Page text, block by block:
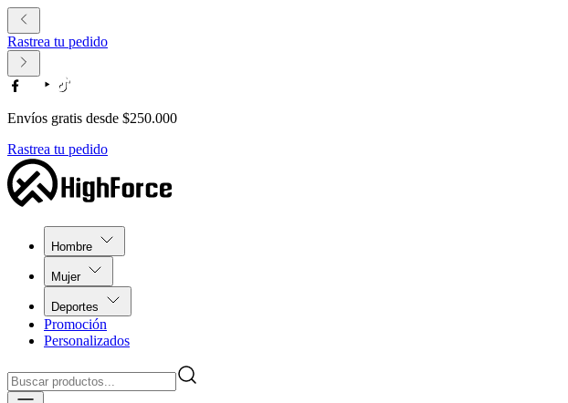
Rastrea tu pedido
Envíos gratis desde $250.000
Rastrea tu pedido
Hombre
Mujer
Deportes
Promoción
Personalizados